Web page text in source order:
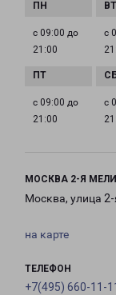
с 09:00 до
21:00
с
с 09:00 до
21:00
с
МОСКВА 2-Я
Москва, улица
на карте
ТЕЛЕФОН
+7(495) 660-11-11